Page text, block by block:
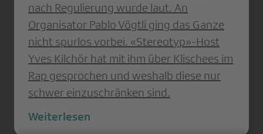
nach Regulierung wurde laut. An
Organisator Pablo Vögtli ging das Ganze
nicht spurlos vorbei. «Stereotyp»-Host
Yves Kilchör hat mit ihm über Klischees im
Rap gesprochen und weshalb diese nur
schwer einzuschränken sind.
Weiterlesen